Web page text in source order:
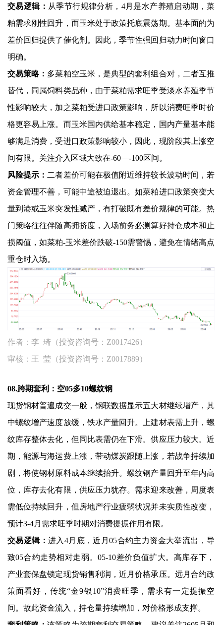
交易逻辑： 从季节行规律分析，4月是水产养殖启动期，菜
粕需求刚性回升，而玉米处于政策托底震荡期。基本面的为
差价回归提供了催化剂。因此，季节性强回归动力时间窗口
明确。
交易策略： 多菜粕空玉米，是典型的套利组合对，二者互推
替代，同属饲料类品种，由于菜粕需求旺季受淡水养殖季节
性影响较大，加之菜粕受进口政策影响，所以消费旺季时价
格更容易上涨。而玉米国内供给基本稳定，国内产量基本能
够满足消费，受进口政策影响较小，因此，现阶段其上涨空
间有限。关注介入区域大致在-60—-100区间。
风险提示： 二者差价可能在极值附近维持较长波动时间，若
资金管理不善，可能中途被迫退出。如菜粕进口政策突变大
量到港或玉米突发性减产，有打破既有差价规律的可能。热
门策略往往伴随高拥挤度，入场前务必测算好持仓成本和止
损阈值，如菜粕-玉米差价跌破-150需警惕，避免在情绪高点
重仓时入场。
作者：李 琦（投资咨询号：Z0017426）
审核：王 莹（投资咨询号：Z0017889）
08.跨期套利：空05多10螺纹钢
现货钢材普遍成交一般，钢联数据显示五大材继续增产，其
中螺纹增产速度放缓，铁水产量回升。上建材表需上升，螺
纹库存整体去化，但同比表需仍在下滑。供应压力较大。近
期，能源与海运费上涨，带动煤炭跟随上涨，若战争持续加
剧，将使钢材原料成本继续抬升。螺纹钢产量回升至年内高
位，库存去化有限，供应压力犹存。需求迎来改善，周度表
需低位持续回升，但房地产行业疲弱状况并未实质性改变，
预计3-4月需求旺季时期对消费提振作用有限。
交易逻辑： 进入4月底，近月05合约主力资金大举流出，导
致05合约走势相对走弱。05-10差价负值扩大。高库存下，
产业套保盘锁定现货销售利润，近月价格承压。远月合约政
策面看好，传统“金9银10”消费旺季，需求有一定提振空
间。故此资金流入，持仓量持续增加，对价格形成支撑。